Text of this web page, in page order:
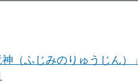
（ふじみのりゅうじん）」